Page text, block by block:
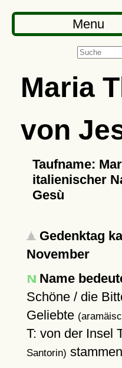
Menu
Maria
von
Taufname:
italienischer
Gesù
Gedenktag
November
Name
Schöne / die
Geliebte
T: von der Insel
Santorin)